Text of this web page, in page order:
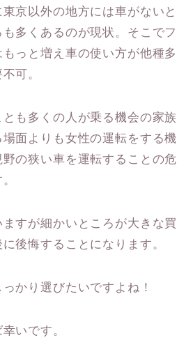
京以外の地方には車がないと
多くあるのが現状。そこでフ
っと増え車の使い方が他種多
可。
も多くの人が乗る機会の家族
面よりも女性の運転をする機
の狭い車を運転することの危
すが細かいところが大きな買
後悔することになります。
かり選びたいですよね！
いです。